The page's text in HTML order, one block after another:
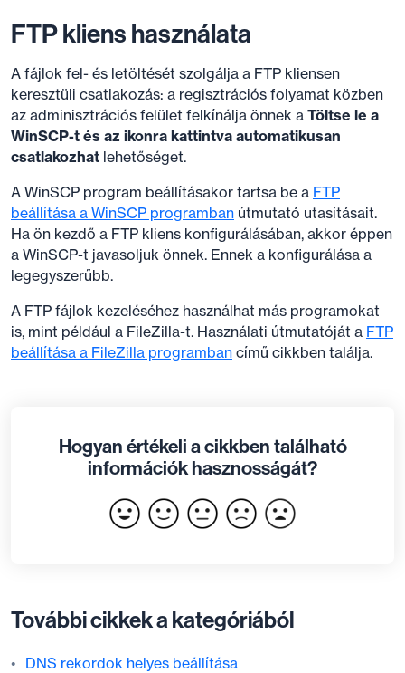
FTP kliens használata
A fájlok fel- és letöltését szolgálja a FTP kliensen
keresztüli csatlakozás: a regisztrációs folyamat közben
az adminisztrációs felület felkínálja önnek a Töltse le a
WinSCP-t és az ikonra kattintva automatikusan
csatlakozhat lehetőséget.
A WinSCP program beállításakor tartsa be a FTP
beállítása a WinSCP programban útmutató utasításait.
Ha ön kezdő a FTP kliens konfigurálásában, akkor éppen
a WinSCP-t javasoljuk önnek. Ennek a konfigurálása a
legegyszerűbb.
A FTP fájlok kezeléséhez használhat más programokat
is, mint például a FileZilla-t. Használati útmutatóját a FTP
beállítása a FileZilla programban című cikkben találja.
Hogyan értékeli a cikkben található
információk hasznosságát?
További cikkek a kategóriából
DNS rekordok helyes beállítása